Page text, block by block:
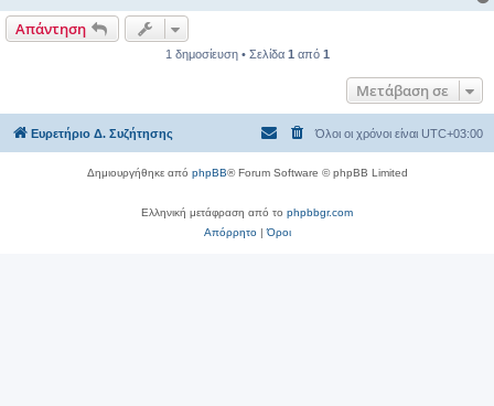
Απάντηση
1 δημοσίευση • Σελίδα 1 από 1
Μετάβαση σε
Ευρετήριο Δ. Συζήτησης Όλοι οι χρόνοι είναι UTC+03:00
Δημιουργήθηκε από phpBB® Forum Software © phpBB Limited
Ελληνική μετάφραση από το phpbbgr.com
Απόρρητο|Όροι